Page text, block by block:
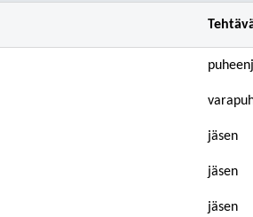
jäsen
jäsen
jäsen